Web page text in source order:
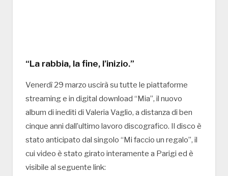
“La rabbia, la fine, l’inizio.”
Venerdì 29 marzo uscirà su tutte le piattaforme
streaming e in digital download “Mia”, il nuovo
album di inediti di Valeria Vaglio, a distanza di ben
cinque anni dall’ultimo lavoro discografico. Il disco è
stato anticipato dal singolo “Mi faccio un regalo”, il
cui video è stato girato interamente a Parigi ed è
visibile al seguente link: